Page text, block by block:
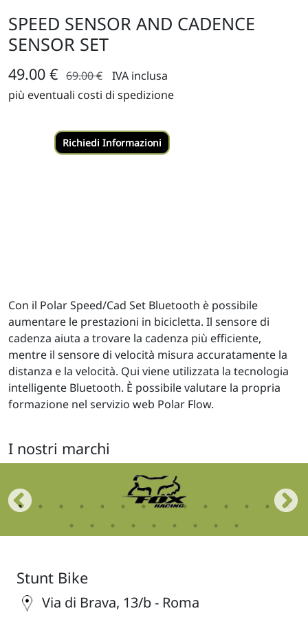
SPEED SENSOR AND CADENCE
SENSOR SET
49.00 € 69.00 €
IVA inclusa
più eventuali costi di spedizione
Con il Polar Speed/Cad Set Bluetooth è possibile
aumentare le prestazioni in bicicletta. Il sensore di
cadenza aiuta a trovare la cadenza più efficiente,
mentre il sensore di velocità misura accuratamente la
distanza e la velocità. Qui viene utilizzata la tecnologia
intelligente Bluetooth. È possibile valutare la propria
formazione nel servizio web Polar Flow.
I nostri marchi
Stunt Bike
Via di Brava, 13/b - Roma